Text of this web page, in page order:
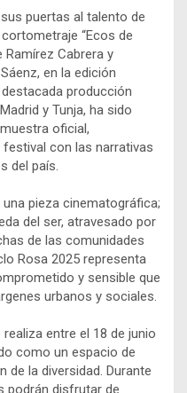
puertas al talento de
“Ecos de
Ramírez Cabrera y
en la edición
producción
y Tunja, ha sido
oficial,
con las narrativas
del país.
una pieza cinematográfica;
del ser, atravesado por
de las comunidades
Rosa 2025 representa
y sensible que
urbanos y sociales.
entre el 18 de junio
como un espacio de
de la diversidad. Durante
podrán disfrutar de